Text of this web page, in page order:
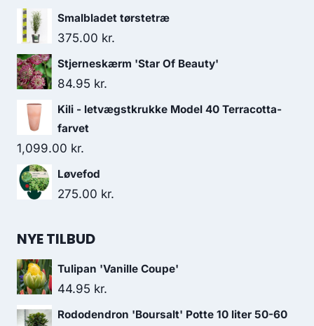
Smalbladet tørstetræ
375.00 kr.
Stjerneskærm 'Star Of Beauty'
84.95 kr.
Kili - letvægstkrukke Model 40 Terracotta-
farvet
1,099.00 kr.
Løvefod
275.00 kr.
NYE TILBUD
Tulipan 'Vanille Coupe'
44.95 kr.
Rododendron 'Boursalt' Potte 10 liter 50-60